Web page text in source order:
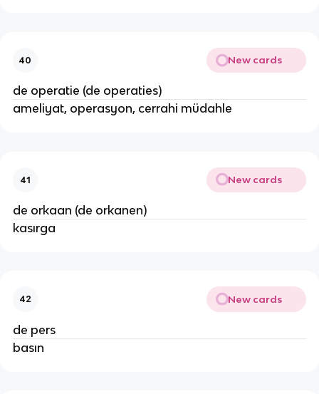
40 New cards
de operatie (de operaties)
ameliyat, operasyon, cerrahi müdahle
41 New cards
de orkaan (de orkanen)
kasırga
42 New cards
de pers
basın